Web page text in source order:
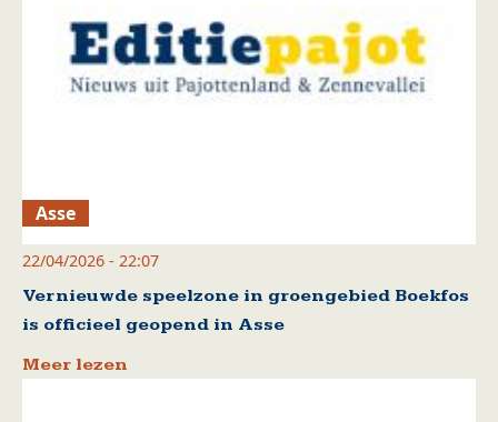
Asse
22/04/2026 - 22:07
Vernieuwde speelzone in groengebied Boekfos
is officieel geopend in Asse
Meer lezen